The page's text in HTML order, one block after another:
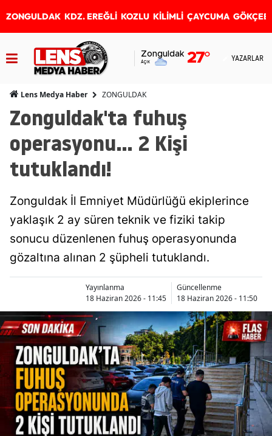
ZONGULDAK KDZ. EREĞLİ KOZLU KİLİMLİ ÇAYCUMA
Zonguldak
Açık 27° YAZARLAR
Lens Medya Haber ZONGULDAK
Zonguldak'ta fuhuş
operasyonu... 2 Kişi
tutuklandı!
Zonguldak İl Emniyet Müdürlüğü ekiplerince
yaklaşık 2 ay süren teknik ve fiziki takip
sonucu düzenlenen fuhuş operasyonunda
gözaltına alınan 2 şüpheli tutuklandı.
Yayınlanma
18 Haziran 2026 - 11:45
Güncellenme
18 Haziran 2026 - 11:50